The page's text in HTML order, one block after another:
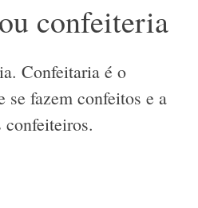
confeiteria
Confeitaria é o
se fazem confeitos e a